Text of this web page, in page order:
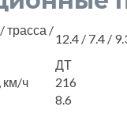
трасса /
12.4 / 7.4 /
ДТ
км/ч
216
8.6